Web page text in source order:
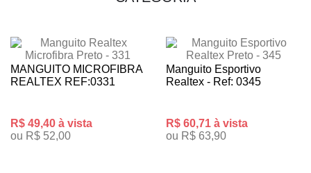
MANGUITO MICROFIBRA
REALTEX REF:0331
R$ 49,40 à vista
ou R$ 52,00
Manguito Esportivo
Realtex - Ref: 0345
R$ 60,71 à vista
ou R$ 63,90